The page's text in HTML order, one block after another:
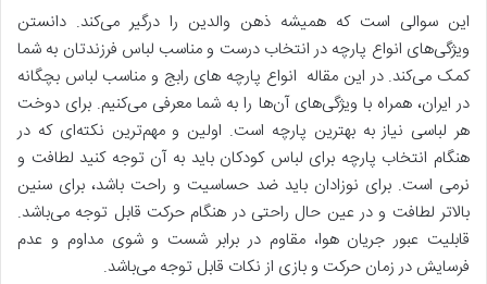
این سوالی است که همیشه ذهن والدین را درگیر می‌کند. دانستن
ویژگی‌های انواع پارچه در انتخاب درست و مناسب لباس فرزندتان به شما
کمک می‌کند. در این مقاله انواع پارچه های رابج و مناسب لباس بچگانه
در ایران، همراه با ویژگی‌های آن‌ها را به شما معرفی می‌کنیم. برای دوخت
هر لباسی نیاز به بهترین پارچه است. اولین و مهم‌ترین نکته‌ای که در
هنگام انتخاب پارچه برای لباس کودکان باید به آن توجه کنید لطافت و
نرمی است. برای نوزادان باید ضد حساسیت و راحت باشد، برای سنین
بالاتر لطافت و در عین حال راحتی در هنگام حرکت قابل توجه می‌باشد.
قابلیت عبور جریان هوا، مقاوم در برابر شست و شوی مداوم و عدم
فرسایش در زمان حرکت و بازی از نکات قابل توجه می‌باشد.